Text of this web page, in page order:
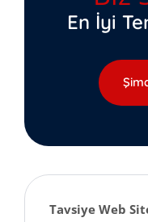
En İyi
Tavsiye Web